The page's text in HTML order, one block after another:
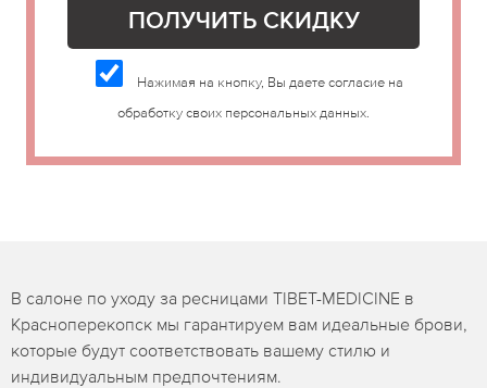
Нажимая на кнопку, Вы даете согласие на
обработку своих персональных данных.
В салоне по уходу за ресницами TIBET-MEDICINE в
Красноперекопск мы гарантируем вам идеальные брови,
которые будут соответствовать вашему стилю и
индивидуальным предпочтениям.